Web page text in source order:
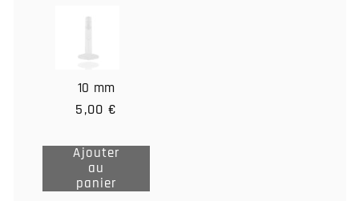
10 mm
5,00 €
Ajouter
au
Ajouter
au
panier